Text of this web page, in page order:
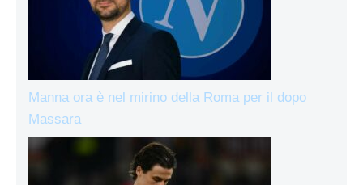
Manna ora è nel mirino della Roma per il dopo
Massara